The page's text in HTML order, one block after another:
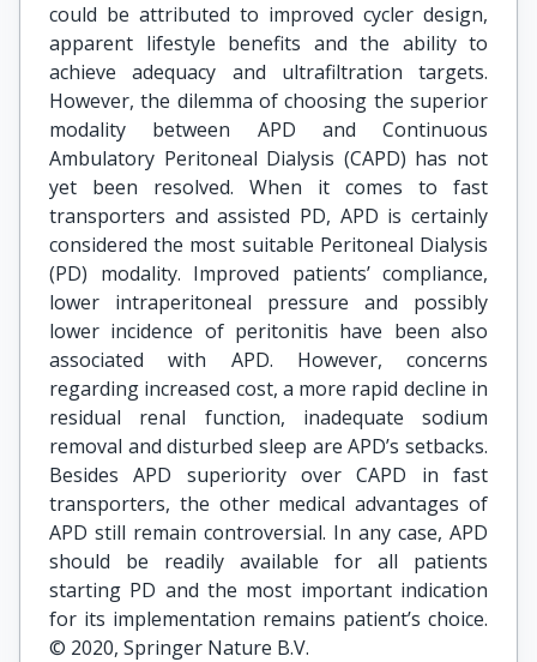
could be attributed to improved cycler design,
apparent lifestyle benefits and the ability to
achieve adequacy and ultrafiltration targets.
However, the dilemma of choosing the superior
modality between APD and Continuous
Ambulatory Peritoneal Dialysis (CAPD) has not
yet been resolved. When it comes to fast
transporters and assisted PD, APD is certainly
considered the most suitable Peritoneal Dialysis
(PD) modality. Improved patients’ compliance,
lower intraperitoneal pressure and possibly
lower incidence of peritonitis have been also
associated with APD. However, concerns
regarding increased cost, a more rapid decline in
residual renal function, inadequate sodium
removal and disturbed sleep are APD’s setbacks.
Besides APD superiority over CAPD in fast
transporters, the other medical advantages of
APD still remain controversial. In any case, APD
should be readily available for all patients
starting PD and the most important indication
for its implementation remains patient’s choice.
© 2020, Springer Nature B.V.